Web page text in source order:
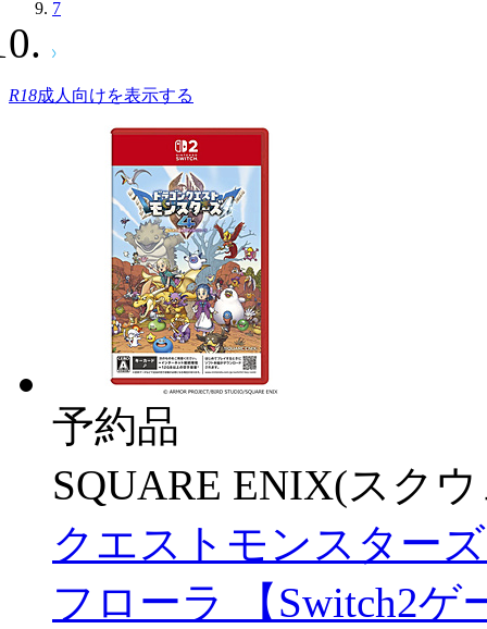
7
R18成人向けを表示する
予約品
SQUARE ENIX(スク
クエストモンスター
フローラ 【Switch2ゲ